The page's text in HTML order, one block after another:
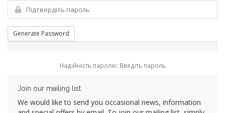
Generate Password
Надійність паролю: Введіть пароль
Join our mailing list
We would like to send you occasional news, information